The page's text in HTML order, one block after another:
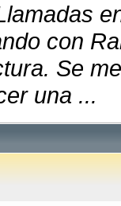
con
Se
una ...